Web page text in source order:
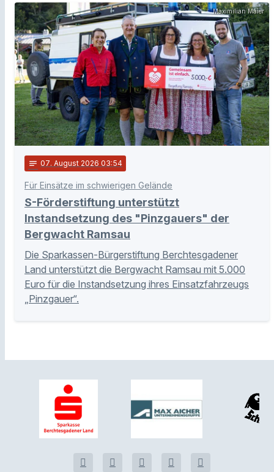
Maximilian Maier
notes 07. August 2026 03:54
Für Einsätze im schwierigen Gelände
S-Förderstiftung unterstützt
Instandsetzung des "Pinzgauers" der
Bergwacht Ramsau
Die Sparkassen-Bürgerstiftung Berchtesgadener
Land unterstützt die Bergwacht Ramsau mit 5.000
Euro für die Instandsetzung ihres Einsatzfahrzeugs
„Pinzgauer“.